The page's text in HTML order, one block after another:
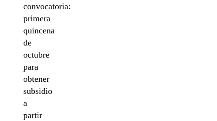
convocatoria:
primera
quincena
de
octubre
para
obtener
subsidio
a
partir